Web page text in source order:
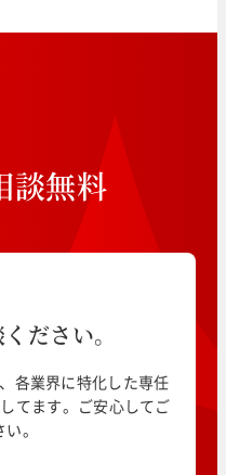
談無料
ださい。
各業界に特化した専任
てます。ご安心してご
。